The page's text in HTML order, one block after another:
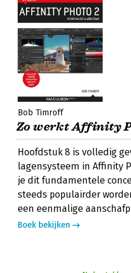
Bob Timroff
Zo werkt Affinity
Hoofdstuk 8 is volledig
lagensysteem in Affinity
je dit fundamentele
steeds populairder
een eenmalige
Boek bekijken